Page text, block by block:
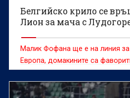
Белгийско крило се
Лион за мача с
Малик Фофана ще е на линия
Европа, домакините са